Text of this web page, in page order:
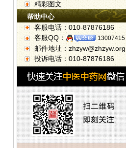
精彩图文
帮助中心
客服电话：010-87876186
客服QQ：
13007415
邮件地址：zhzyw@zhzyw.org
投诉电话：010-87876186